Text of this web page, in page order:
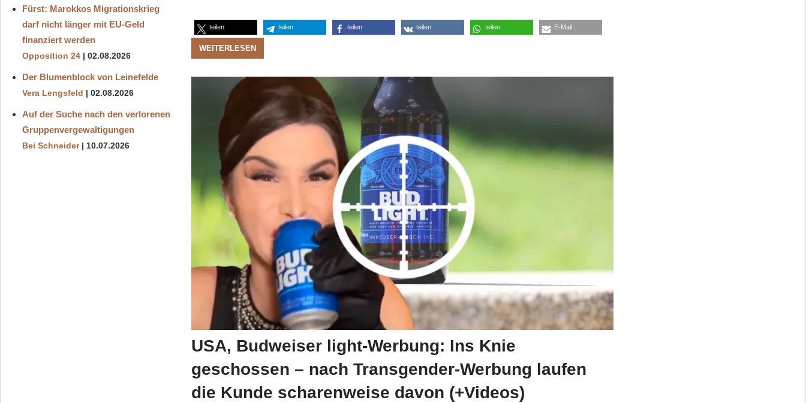
teilen teilen teilen teilen teilen E-Mail
WEITERLESEN
USA, Budweiser light-Werbung: Ins Knie
geschossen – nach Transgender-Werbung laufen
die Kunde scharenweise davon (+Videos)
Fürst: Marokkos Migrationskrieg
darf nicht länger mit EU-Geld
finanziert werden
Opposition 24 02.08.2026
Der Blumenblock von Leinefelde
Vera Lengsfeld 02.08.2026
Auf der Suche nach den verlorenen
Gruppenvergewaltigungen
Bei Schneider 10.07.2026